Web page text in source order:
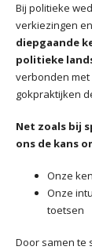
Bij politieke
verkiezingen
diepgaande
politieke
verbonden
gokpraktijken
Net zoals bij
ons de kans
Onze
Onze
toetsen
Door samen te